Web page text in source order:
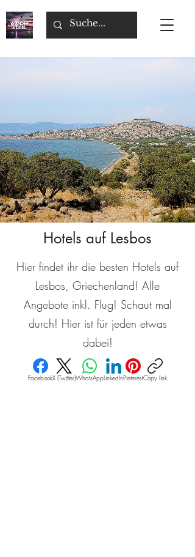
Hotels auf Lesbos
Hier findet ihr die besten Hotels auf
Lesbos, Griechenland! Alle
Angebote inkl. Flug! Schaut mal
durch! Hier ist für jeden etwas
dabei!
FacebookX (Twitter)WhatsAppLinkedInPinterestCopy link